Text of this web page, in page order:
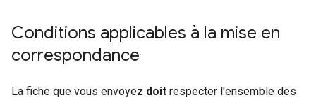
Conditions applicables à la mise en
correspondance
La fiche que vous envoyez doit respecter l'ensemble des